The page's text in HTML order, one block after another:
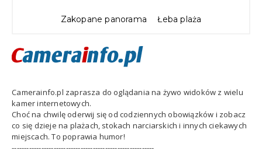
Zakopane panorama Łeba plaża
Camerainfo.pl zaprasza do oglądania na żywo widoków z wielu
kamer internetowych.
Choć na chwilę oderwij się od codziennych obowiązków i zobacz
co się dzieje na plażach, stokach narciarskich i innych ciekawych
miejscach. To poprawia humor!
----------------------------------------------------------